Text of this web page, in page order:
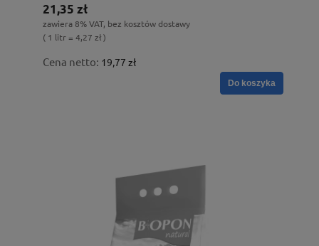
21,35 zł
zawiera 8% VAT, bez kosztów dostawy
( 1 litr = 4,27 zł )
Cena netto: 19,77 zł
Do koszyka